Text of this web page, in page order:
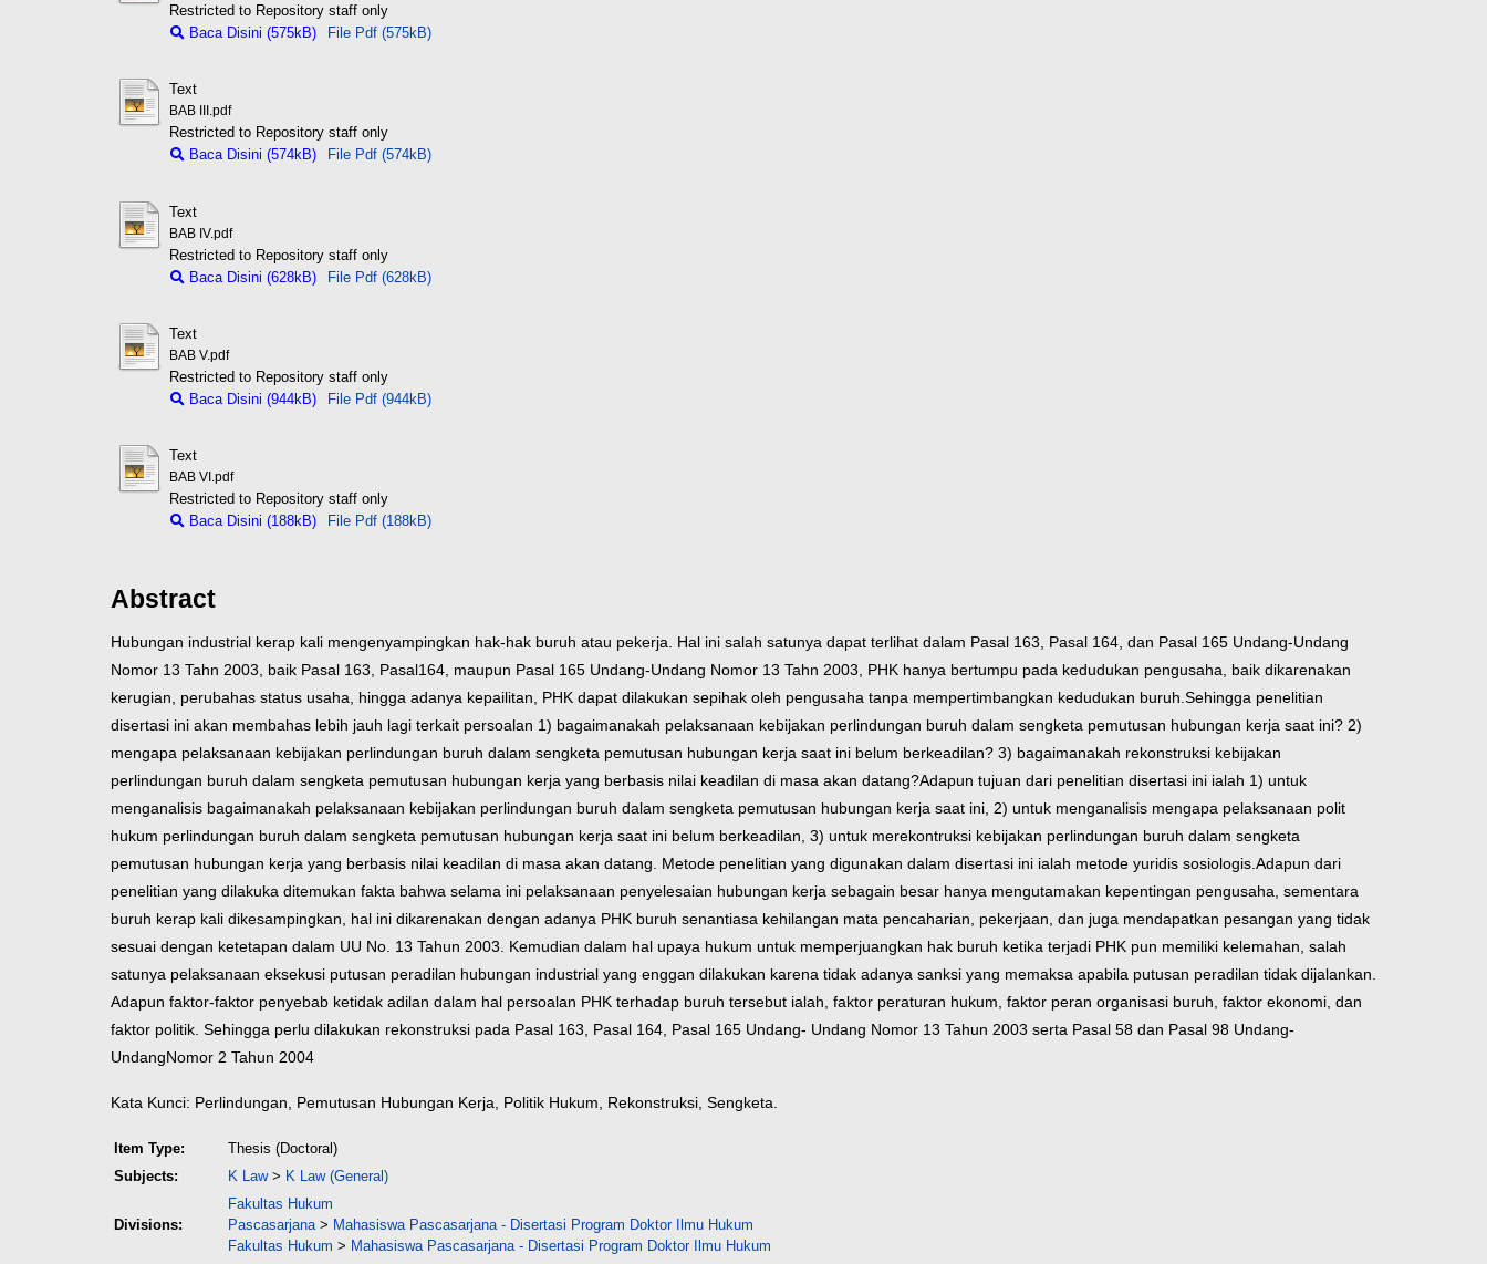
Restricted to Repository staff only
Baca Disini (575kB)
File Pdf (575kB)
Text
BAB III.pdf
Restricted to Repository staff only
Baca Disini (574kB)
File Pdf (574kB)
Text
BAB IV.pdf
Restricted to Repository staff only
Baca Disini (628kB)
File Pdf (628kB)
Text
BAB V.pdf
Restricted to Repository staff only
Baca Disini (944kB)
File Pdf (944kB)
Text
BAB VI.pdf
Restricted to Repository staff only
Baca Disini (188kB)
File Pdf (188kB)
Abstract
Hubungan industrial kerap kali mengenyampingkan hak-hak buruh atau pekerja. Hal ini salah satunya dapat terlihat dalam Pasal 163, Pasal 164, dan Pasal 165 Undang-Undang
Nomor 13 Tahn 2003, baik Pasal 163, Pasal164, maupun Pasal 165 Undang-Undang Nomor 13 Tahn 2003, PHK hanya bertumpu pada kedudukan pengusaha, baik dikarenakan
kerugian, perubahas status usaha, hingga adanya kepailitan, PHK dapat dilakukan sepihak oleh pengusaha tanpa mempertimbangkan kedudukan buruh. Sehingga penelitian
disertasi ini akan membahas lebih jauh lagi terkait persoalan 1) bagaimanakah pelaksanaan kebijakan perlindungan buruh dalam sengketa pemutusan hubungan kerja saat ini? 2)
mengapa pelaksanaan kebijakan perlindungan buruh dalam sengketa pemutusan hubungan kerja saat ini belum berkeadilan? 3) bagaimanakah rekonstruksi kebijakan
perlindungan buruh dalam sengketa pemutusan hubungan kerja yang berbasis nilai keadilan di masa akan datang?Adapun tujuan dari penelitian disertasi ini ialah 1) untuk
menganalisis bagaimanakah pelaksanaan kebijakan perlindungan buruh dalam sengketa pemutusan hubungan kerja saat ini, 2) untuk menganalisis mengapa pelaksanaan polit
hukum perlindungan buruh dalam sengketa pemutusan hubungan kerja saat ini belum berkeadilan, 3) untuk merekontruksi kebijakan perlindungan buruh dalam sengketa
pemutusan hubungan kerja yang berbasis nilai keadilan di masa akan datang. Metode penelitian yang digunakan dalam disertasi ini ialah metode yuridis sosiologis. Adapun dari
penelitian yang dilakuka ditemukan fakta bahwa selama ini pelaksanaan penyelesaian hubungan kerja sebagain besar hanya mengutamakan kepentingan pengusaha, sementara
buruh kerap kali dikesampingkan, hal ini dikarenakan dengan adanya PHK buruh senantiasa kehilangan mata pencaharian, pekerjaan, dan juga mendapatkan pesangan yang tidak
sesuai dengan ketetapan dalam UU No. 13 Tahun 2003. Kemudian dalam hal upaya hukum untuk memperjuangkan hak buruh ketika terjadi PHK pun memiliki kelemahan, salah
satunya pelaksanaan eksekusi putusan peradilan hubungan industrial yang enggan dilakukan karena tidak adanya sanksi yang memaksa apabila putusan peradilan tidak dijalankan.
Adapun faktor-faktor penyebab ketidak adilan dalam hal persoalan PHK terhadap buruh tersebut ialah, faktor peraturan hukum, faktor peran organisasi buruh, faktor ekonomi, dan
faktor politik. Sehingga perlu dilakukan rekonstruksi pada Pasal 163, Pasal 164, Pasal 165 Undang- Undang Nomor 13 Tahun 2003 serta Pasal 58 dan Pasal 98 Undang-
UndangNomor 2 Tahun 2004
Kata Kunci: Perlindungan, Pemutusan Hubungan Kerja, Politik Hukum, Rekonstruksi, Sengketa.
Item Type:
Thesis (Doctoral)
Subjects:
K Law> K Law (General)
Divisions:
Fakultas Hukum
Pascasarjana > Mahasiswa Pascasarjana - Disertasi Program Doktor Ilmu Hukum
Fakultas Hukum > Mahasiswa Pascasarjana - Disertasi Program Doktor Ilmu Hukum